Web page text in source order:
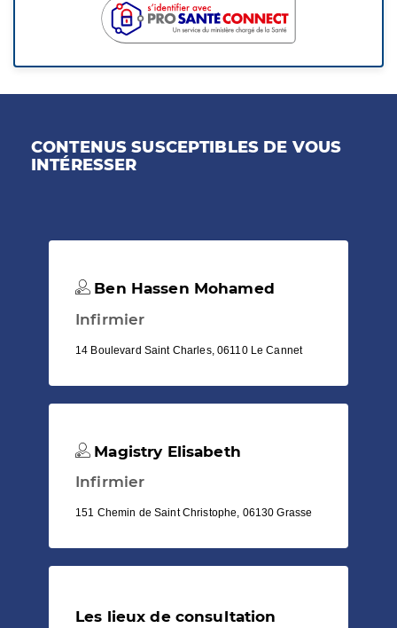
CONTENUS SUSCEPTIBLES DE VOUS
INTÉRESSER
Ben Hassen Mohamed
Infirmier
14 Boulevard Saint Charles, 06110 Le Cannet
Magistry Elisabeth
Infirmier
151 Chemin de Saint Christophe, 06130 Grasse
Les lieux de consultation